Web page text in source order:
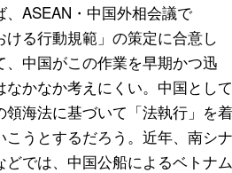
、ASEAN・中国外相会議で
ける行動規範」の策定に合意し
、中国がこの作業を早期かつ迅
かなか考えにくい。中国とし
領海法に基づいて「法執行」を
こうとするだろう。近年、南シ
どでは、中国公船によるベトナ